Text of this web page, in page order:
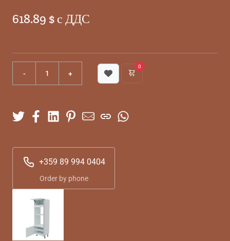
618.89 $ с ДДС
0
+359 89 994 0404
Order by phone